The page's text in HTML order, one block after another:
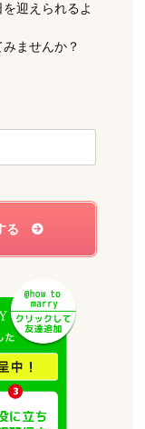
迎えられるよ
ませんか？